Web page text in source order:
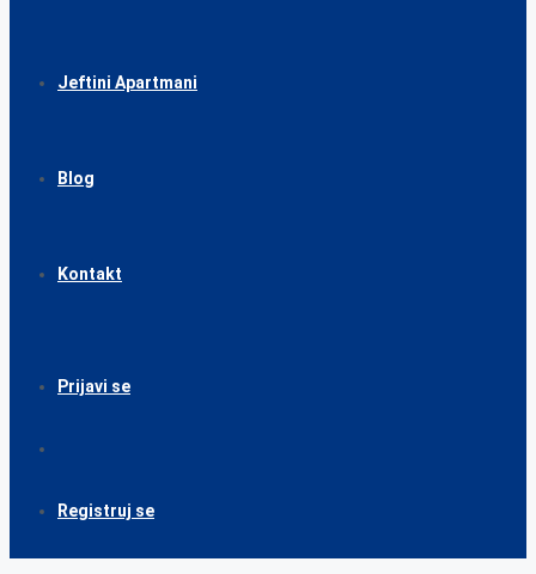
Jeftini Apartmani
Blog
Kontakt
Prijavi se
Registruj se